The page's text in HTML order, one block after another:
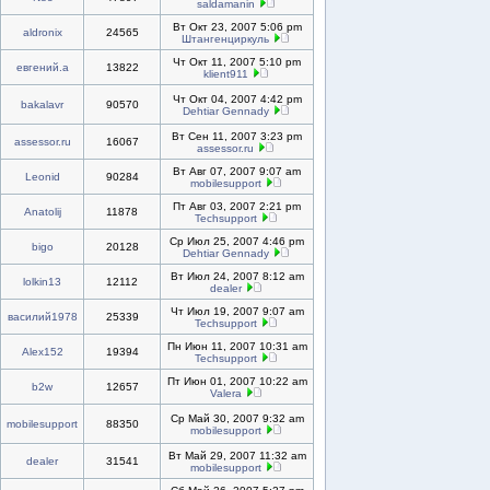
saldamanin
aldronix 24565
Вт Окт 23, 2007 5:06 pm
Штангенциркуль
евгений.а 13822
Чт Окт 11, 2007 5:10 pm
klient911
bakalavr 90570
Чт Окт 04, 2007 4:42 pm
Dehtiar Gennady
assessor.ru 16067
Вт Сен 11, 2007 3:23 pm
assessor.ru
Leonid 90284
Вт Авг 07, 2007 9:07 am
mobilesupport
Anatolij 11878
Пт Авг 03, 2007 2:21 pm
Techsupport
bigo 20128
Ср Июл 25, 2007 4:46 pm
Dehtiar Gennady
lolkin13 12112
Вт Июл 24, 2007 8:12 am
dealer
василий1978 25339
Чт Июл 19, 2007 9:07 am
Techsupport
Alex152 19394
Пн Июн 11, 2007 10:31 am
Techsupport
b2w 12657
Пт Июн 01, 2007 10:22 am
Valera
mobilesupport 88350
Ср Май 30, 2007 9:32 am
mobilesupport
dealer 31541
Вт Май 29, 2007 11:32 am
mobilesupport